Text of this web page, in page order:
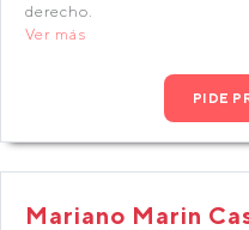
derecho.
Ver más
PIDE
Mariano Marin